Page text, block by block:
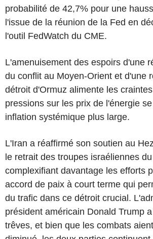
probabilité de 42,7% pour une
l'issue de la réunion de la Fed en
l'outil FedWatch du CME.
L'amenuisement des espoirs d'une
du conflit au Moyen-Orient et d'une
détroit d'Ormuz alimente les
pressions sur les prix de l'énergie
inflation systémique plus large.
L'Iran a réaffirmé son soutien au
le retrait des troupes israéliennes
complexifiant davantage les efforts
accord de paix à court terme qui
du trafic dans ce détroit crucial.
président américain Donald Trump
trêves, et bien que les combats